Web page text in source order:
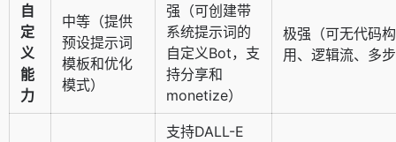
自
定
义
能
力
中等（提供
预设提示词
模板和优化
模式）
强（可创建带
系统提示词的
自定义Bot，支
持分享和
monetize）
极强（可无代码
用、逻辑流、多
支持DALL-E